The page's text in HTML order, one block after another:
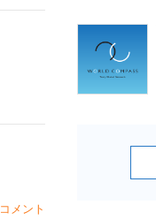
コメント